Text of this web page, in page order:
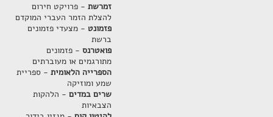
זמרשת- פרויקט חירום
להצלת הזמר העברי המוקדם
פזמונט - מצעדי פזמונים
ברשת
פואטרנס- פזמונים
מתורגמים או מעוברתים
הספרייה הלאומית- ספריית
שמע ומוזיקה
שרים במדים- הלהקות
הצבאיות